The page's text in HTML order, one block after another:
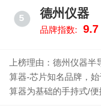
5 德州仪器
品牌指数: 9.7
上榜理由：德州仪器半
算器-芯片知名品牌，
算器为基础的手持式/